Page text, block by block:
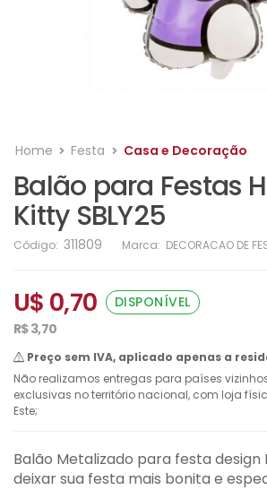
Home Festa Casa e Decoração
Balão para Festas
Kitty SBLY25
Código: 311809 Marca: DECORACAO DE
U$ 0,70
DISPONÍVEL
R$ 3,70
Preço sem IVA, aplicado apenas a
Não realizamos entregas para países
exclusivas no território nacional, com loja
Este;
Balão Metalizado para festa design
deixar sua festa mais bonita e